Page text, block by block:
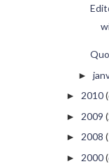
►
► 2010
► 2009
► 2008
► 2000